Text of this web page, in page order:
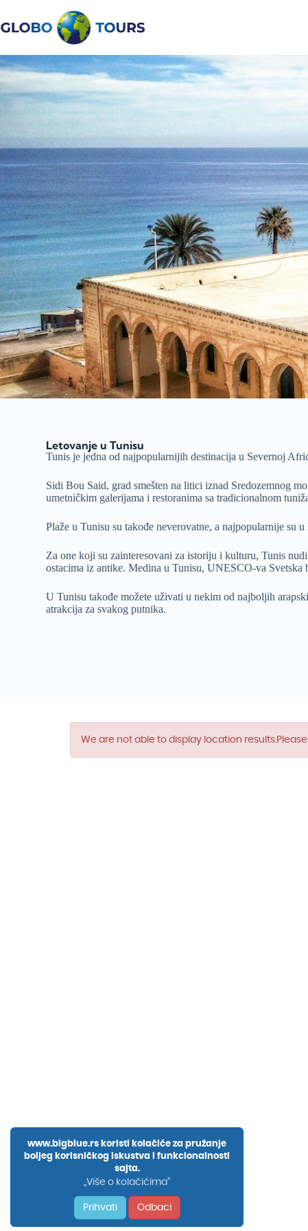
Letovanje u Tunisu
Tunis je jedna od najpopularnijih destinacija u Severnoj
Sidi Bou Said, grad smešten na litici iznad Sredozemnog
umetničkim galerijama i restoranima sa tradicionalnom
Plaže u Tunisu su takođe neverovatne, a najpopularnije su
Za one koji su zainteresovani za istoriju i kulturu, Tunis
ostacima iz antike. Medina u Tunisu, UNESCO-va Svetska
U Tunisu takođe možete uživati u nekim od najboljih
atrakcija za svakog putnika.